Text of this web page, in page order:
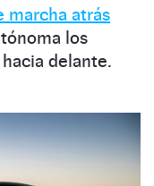
marcha atrás
los
delante.